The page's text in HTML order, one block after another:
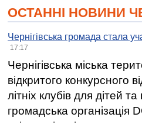
ОСТАННІ НОВИНИ
Чернігівська громада стала
17:17
Чернігівська міська
відкритого конкурсного
літніх клубів для дітей
громадська